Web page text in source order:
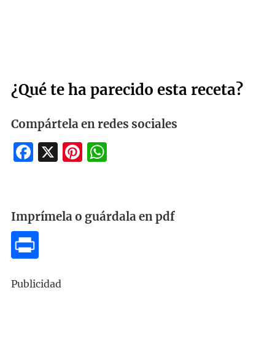
¿Qué te ha parecido esta receta?
Compártela en redes sociales
Facebook
X Pinterest
WhatsApp
Imprímela o guárdala en pdf
Publicidad